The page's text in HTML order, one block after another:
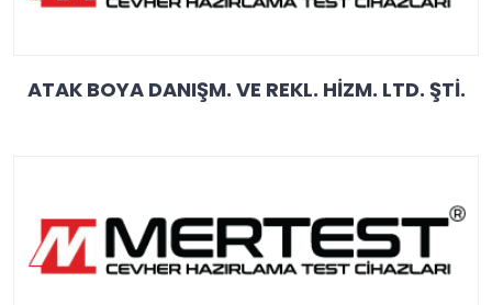
ATAK BOYA DANIŞM. VE REKL. HİZM. LTD. ŞTİ.